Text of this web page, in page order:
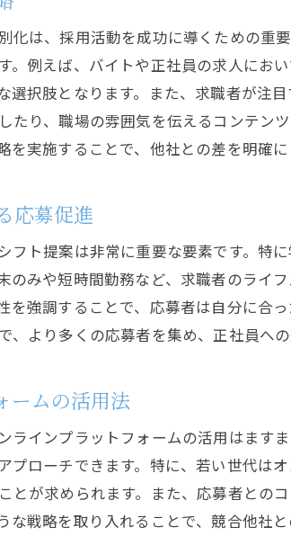
応募者に選ばれる職場作り
働きやすい職場環境の
キャリア形成を支援す
バイトから正社員への
職場コミュニケーショ
バイトと正社員の採用活動
採用フローの見直しと
効果的な面接スケジュ
採用担当者の育成方法
成功する採用活動のた
求人市場を活用したバイト
市場トレンドを把握し
競争力を高める求人条
化は、採用活動を成功に導くための重
。例えば、バイトや正社員の求人にお
選択肢となります。また、求職者が注
たり、職場の雰囲気を伝えるコンテン
を実施することで、他社との差を明確
応募促進
フト提案は非常に重要な要素です。特
のみや短時間勤務など、求職者のライ
を強調することで、応募者は自分に合
、より多くの応募者を集め、正社員へ
ームの活用法
ラインプラットフォームの活用はます
プローチできます。特に、若い世代
とが求められます。また、応募者との
な戦略を取り入れることで、競合他社